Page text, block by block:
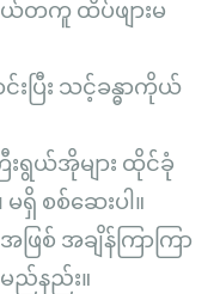
တကူ ထိပ်ဖျားမ
ပြီး သင့်ခန္ဓာကိုယ်
ရွယ်အိုများ ထိုင်ခုံ
စစ်ဆေးပါ။
အဖြစ် အချိန်ကြာကြာ
ည်နည်း။